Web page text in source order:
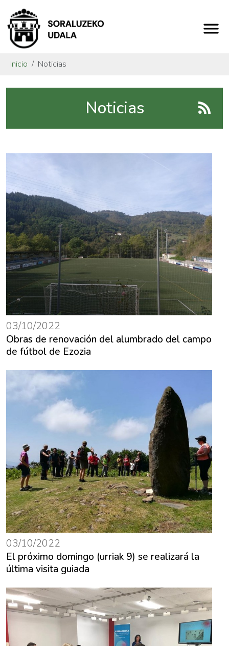
Inicio Noticias
Noticias
03/10/2022
Obras de renovación del alumbrado del campo
de fútbol de Ezozia
03/10/2022
El próximo domingo (urriak 9) se realizará la
última visita guiada